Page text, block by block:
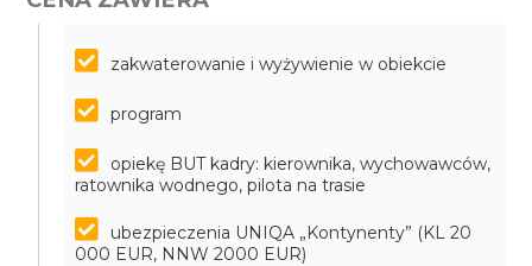
zakwaterowanie i wyżywienie w obiekcie
program
opiekę BUT kadry: kierownika, wychowawców,
ratownika wodnego, pilota na trasie
ubezpieczenia UNIQA „Kontynenty” (KL 20
000 EUR, NNW 2000 EUR)